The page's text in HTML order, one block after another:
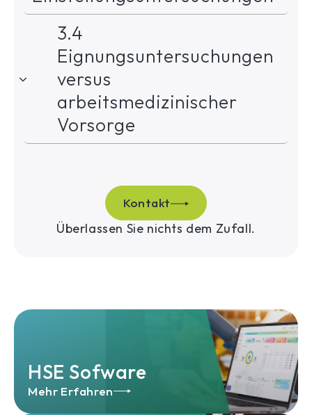
3.4
Eignungsuntersuchungen
versus
arbeitsmedizinischer
Vorsorge
Kontakt
Überlassen Sie nichts dem Zufall.
HSE Sofware
Mehr Erfahren